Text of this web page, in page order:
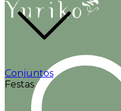
Conjuntos
Festas